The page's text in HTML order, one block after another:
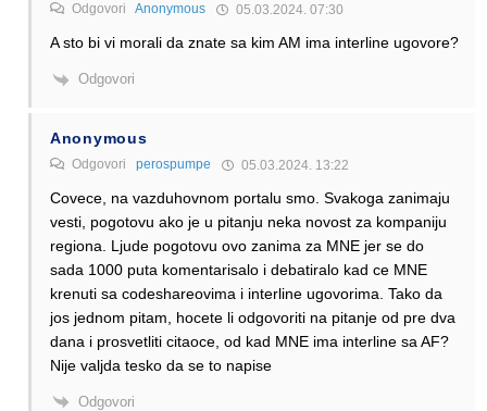
Odgovori Anonymous 05.03.2024. 07:30
A sto bi vi morali da znate sa kim AM ima interline ugovore?
Odgovori
Anonymous
Odgovori perospumpe 05.03.2024. 13:22
Covece, na vazduhovnom portalu smo. Svakoga zanimaju
vesti, pogotovu ako je u pitanju neka novost za kompaniju
regiona. Ljude pogotovu ovo zanima za MNE jer se do
sada 1000 puta komentarisalo i debatiralo kad ce MNE
krenuti sa codeshareovima i interline ugovorima. Tako da
jos jednom pitam, hocete li odgovoriti na pitanje od pre dva
dana i prosvetliti citaoce, od kad MNE ima interline sa AF?
Nije valjda tesko da se to napise
Odgovori